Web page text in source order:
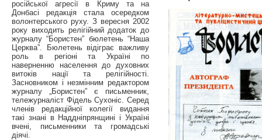
російської агресії в Криму та на
Донбасі редакція стала осередком
волонтерського руху. З вересня 2002
року виходить релігійний додаток до
журналу “Бористен” бюлетень “Наша
Церква”. Бюлетень відіграє важливу
роль в регіоні та Україні по
наверненню населення до духовних
витоків нації та релігійності.
Засновником і незмінним редактором
журналу „Бористен” є письменник,
тележурналіст Фідель Сухоніс. Серед
членів редакційної колегії видання
такі знані в Наддніпрянщині і Україні
вчені, письменники та громадські
діячі.